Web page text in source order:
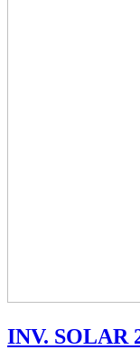
INV. SOLAR